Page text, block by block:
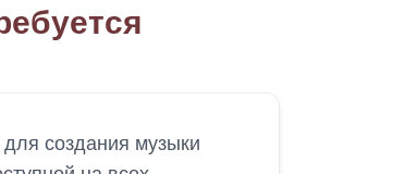
создания музыки